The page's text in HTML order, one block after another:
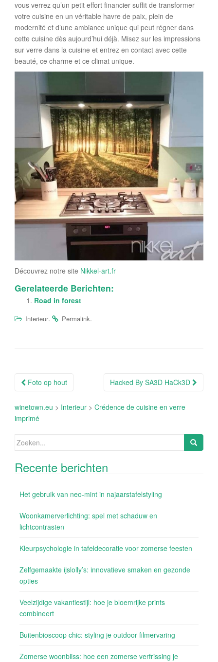
vous verrez qu’un petit effort financier suffit de transformer
votre cuisine en un véritable havre de paix, plein de
modernité et d’une ambiance unique qui peut régner dans
cette cuisine dès aujourd’hui déjà. Misez sur les impressions
sur verre dans la cuisine et entrez en contact avec cette
beauté, ce charme et ce climat unique.
Découvrez notre site Nikkel-art.fr
Gerelateerde Berichten:
Road in forest
Interieur. Permalink.
Berichtnavigatie
Foto op hout Hacked By SA3D HaCk3D
winetown.eu > Interieur > Crédence de cuisine en verre
imprimé
Zoeken
Recente berichten
Het gebruik van neo-mint in najaarstafelstyling
Woonkamerverlichting: spel met schaduw en
lichtcontrasten
Kleurpsychologie in tafeldecoratie voor zomerse feesten
Zelfgemaakte ijslolly’s: innovatieve smaken en gezonde
opties
Veelzijdige vakantiestijl: hoe je bloemrijke prints
combineert
Buitenbioscoop chic: styling je outdoor filmervaring
Zomerse woonbliss: hoe een zomerse verfrissing je